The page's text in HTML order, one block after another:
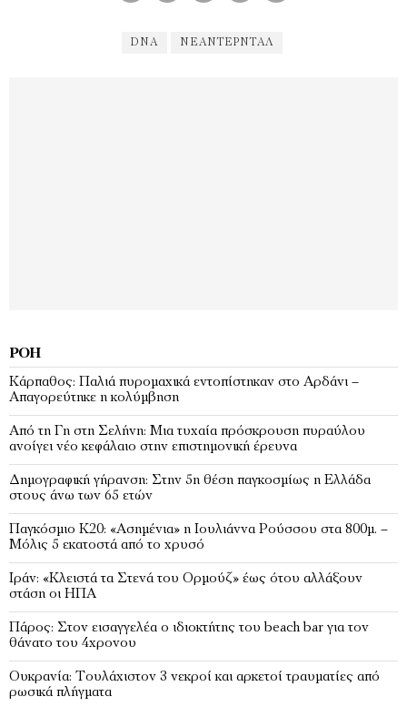
DNA ΝΕΆΝΤΕΡΝΤΑΛ
ΡΟΉ
Κάρπαθος: Παλιά πυρομαχικά εντοπίστηκαν στο Αρδάνι –
Απαγορεύτηκε η κολύμβηση
Από τη Γη στη Σελήνη: Μια τυχαία πρόσκρουση πυραύλου
ανοίγει νέο κεφάλαιο στην επιστημονική έρευνα
Δημογραφική γήρανση: Στην 5η θέση παγκοσμίως η Ελλάδα
στους άνω των 65 ετών
Παγκόσμιο Κ20: «Ασημένια» η Ιουλιάννα Ρούσσου στα 800μ. –
Μόλις 5 εκατοστά από το χρυσό
Ιράν: «Κλειστά τα Στενά του Ορμούζ» έως ότου αλλάξουν
στάση οι ΗΠΑ
Πάρος: Στον εισαγγελέα ο ιδιοκτήτης του beach bar για τον
θάνατο του 4χρονου
Ουκρανία: Τουλάχιστον 3 νεκροί και αρκετοί τραυματίες από
ρωσικά πλήγματα